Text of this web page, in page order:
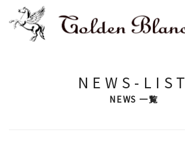
NEWS-LIST
NEWS 一覧